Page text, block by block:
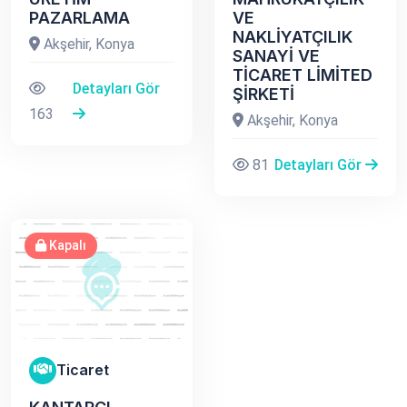
PAZARLAMA
Akşehir, Konya
163
Detayları Gör
VE
NAKLİYATÇILIK
SANAYİ VE
TİCARET LİMİTED
ŞİRKETİ
Akşehir, Konya
81 Detayları Gör
Kapalı
Ticaret